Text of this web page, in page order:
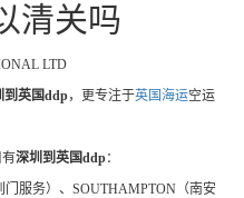
清关吗
LTD
到英国ddp，更专注于英国海运空运
深圳到英国ddp：
服务）、SOUTHAMPTON（南安